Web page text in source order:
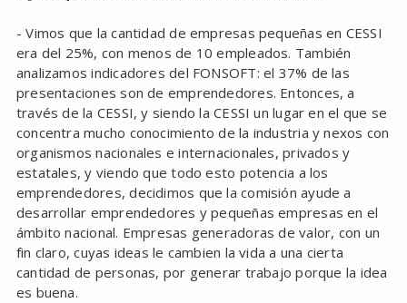
- Vimos que la cantidad de empresas pequeñas en CESSI
era del 25%, con menos de 10 empleados. También
analizamos indicadores del FONSOFT: el 37% de las
presentaciones son de emprendedores. Entonces, a
través de la CESSI, y siendo la CESSI un lugar en el que se
concentra mucho conocimiento de la industria y nexos con
organismos nacionales e internacionales, privados y
estatales, y viendo que todo esto potencia a los
emprendedores, decidimos que la comisión ayude a
desarrollar emprendedores y pequeñas empresas en el
ámbito nacional. Empresas generadoras de valor, con un
fin claro, cuyas ideas le cambien la vida a una cierta
cantidad de personas, por generar trabajo porque la idea
es buena.